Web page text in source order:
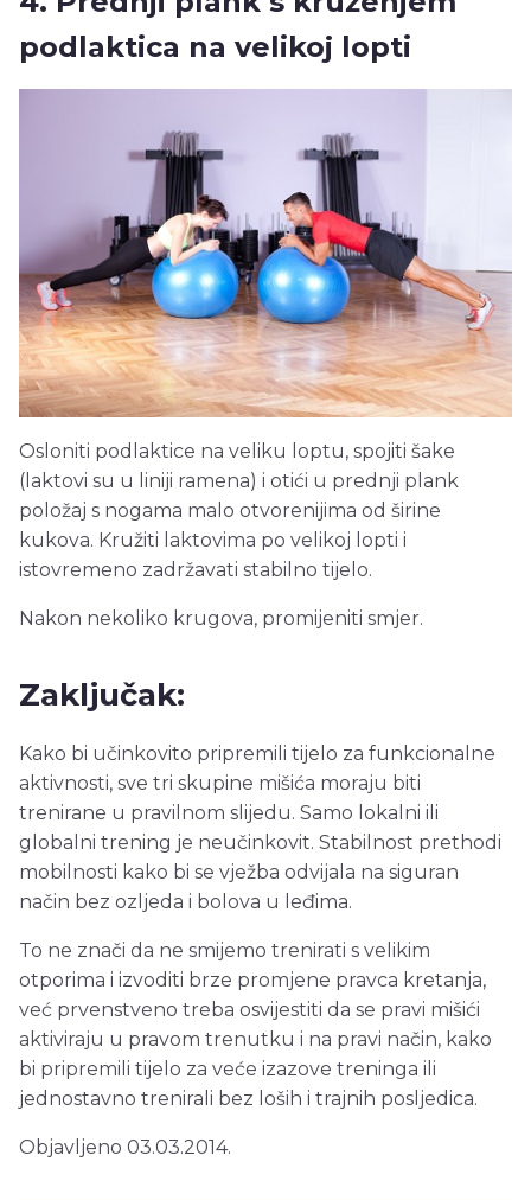
podlaktica na velikoj lopti
Osloniti podlaktice na veliku loptu, spojiti šake
(laktovi su u liniji ramena) i otići u prednji plank
položaj s nogama malo otvorenijima od širine
kukova. Kružiti laktovima po velikoj lopti i
istovremeno zadržavati stabilno tijelo.
Nakon nekoliko krugova, promijeniti smjer.
Zaključak:
Kako bi učinkovito pripremili tijelo za funkcionalne
aktivnosti, sve tri skupine mišića moraju biti
trenirane u pravilnom slijedu. Samo lokalni ili
globalni trening je neučinkovit. Stabilnost prethodi
mobilnosti kako bi se vježba odvijala na siguran
način bez ozljeda i bolova u leđima.
To ne znači da ne smijemo trenirati s velikim
otporima i izvoditi brze promjene pravca kretanja,
već prvenstveno treba osvijestiti da se pravi mišići
aktiviraju u pravom trenutku i na pravi način, kako
bi pripremili tijelo za veće izazove treninga ili
jednostavno trenirali bez loših i trajnih posljedica.
Objavljeno 03.03.2014.